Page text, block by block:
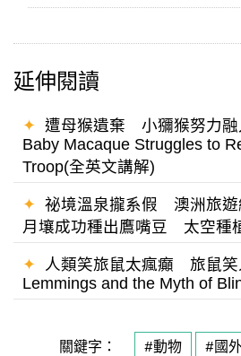
延伸閱讀
✦ 遭母猴遺棄 小獼猴努力融
Baby Macaque Struggles to
Troop(全英文講解)
✦ 祕境溫泉攏系假 澳洲旅遊
月壤成功種出鷹嘴豆 太空種
✦
人類笑旅鼠太瘋癲 旅鼠笑
Lemmings and the Myth of
關鍵字： #動物 #國